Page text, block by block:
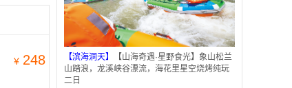
¥ 248 【滨海洞天】
【山海奇遇·星野食光】象山松兰
山踏浪，龙溪峡谷漂流，海花里星空烧烤纯玩
二日